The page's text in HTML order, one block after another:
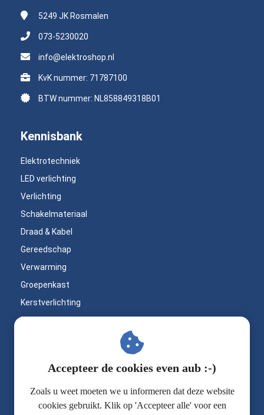
5249 JK Rosmalen
073-5230020
info@elektroshop.nl
KvK nummer: 71787100
BTW nummer: NL858849318B01
Kennisbank
Elektrotechniek
LED verlichting
Verlichting
Schakelmateriaal
Draad & Kabel
Gereedschap
Verwarming
Groepenkast
Kerstverlichting
Bouwlampen
Badkamerverlichting
Praktische werktips
Op zoek naar
professioneel materiaal
voor jouw klus?
Accepteer de cookies even aub :-)
Zoals u weet moeten we u informeren dat deze website
cookies gebruikt. Klik op 'Accepteer alle' voor een